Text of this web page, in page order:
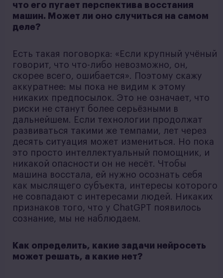
что его пугает перспектива восстания
машин. Может ли оно случиться на самом
деле?
Есть такая поговорка: «Если крупный учёный
говорит, что что-либо невозможно, он,
скорее всего, ошибается». Поэтому скажу
аккуратнее: мы пока не видим к этому
никаких предпосылок. Это не означает, что
риски не станут более серьёзными в
дальнейшем. Если технологии продолжат
развиваться такими же темпами, лет через
десять ситуация может измениться. Но пока
это просто интеллектуальный помощник, и
никакой опасности он не несёт. Чтобы
машина восстала, ей нужно осознать себя
как мыслящего субъекта, интересы которого
не совпадают с интересами людей. Никаких
признаков того, что у ChatGPT появилось
сознание, мы не наблюдаем.
Как определить, какие задачи нейросеть
может решать, а какие нет?